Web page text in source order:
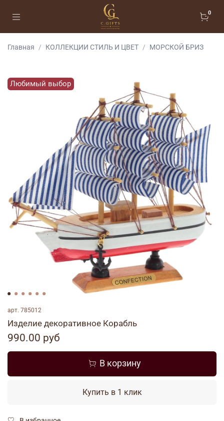
0
Главная КОЛЛЕКЦИИ СТИЛЬ И ЦВЕТ МОРСКОЙ БРИЗ
Любимый выбор
арт. 785012
Изделие декоративное Корабль
990.00 руб
В корзину
Купить в 1 клик